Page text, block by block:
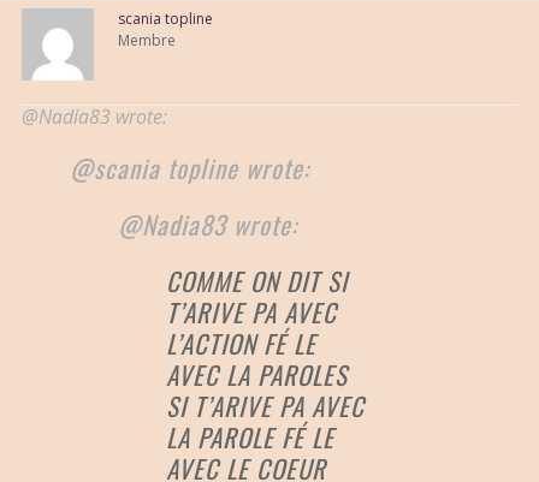
scania topline
Membre
@Nadia83 wrote:
@scania topline wrote:
@Nadia83 wrote:
COMME ON DIT SI
T’ARIVE PA AVEC
L’ACTION FÉ LE
AVEC LA PAROLES
SI T’ARIVE PA AVEC
LA PAROLE FÉ LE
AVEC LE COEUR